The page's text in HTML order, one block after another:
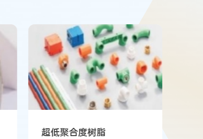
超低聚合度树脂